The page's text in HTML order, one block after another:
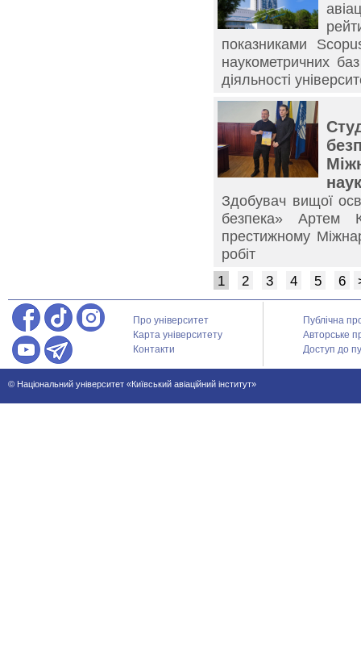
показниками
наукометричних
діяльності
Здобувач вищої
безпека» Артем
престижному
робіт
1
2 3 4 5 6
Про університет
Карта університету
Контакти
Публічна
Авторське
Доступ до
© Національний університет «Київський авіаційний інститут»